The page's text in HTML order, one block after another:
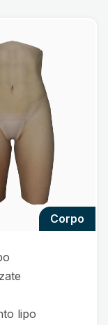
corpo
lipo